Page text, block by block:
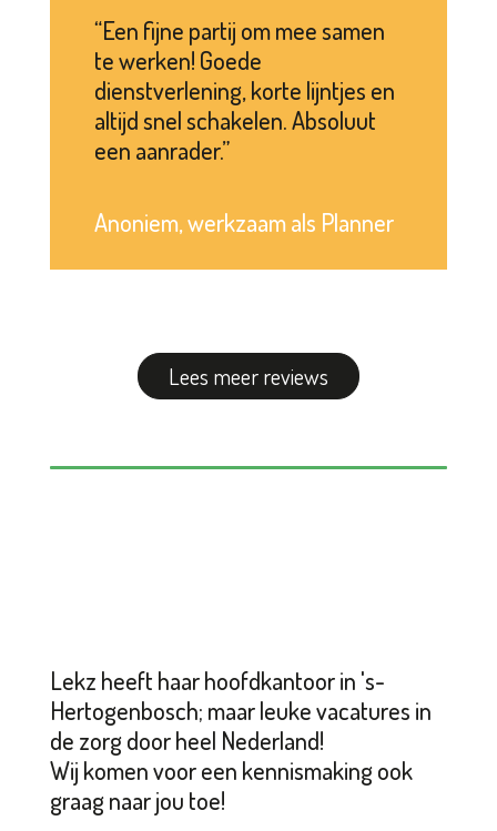
Een fijne partij om mee samen
te werken! Goede
dienstverlening, korte lijntjes en
altijd snel schakelen. Absoluut
een aanrader.
Anoniem, werkzaam als Planner
Lees meer reviews
Lekz heeft haar hoofdkantoor in 's-
Hertogenbosch; maar leuke vacatures in
de zorg door heel Nederland!
Wij komen voor een kennismaking ook
graag naar jou toe!